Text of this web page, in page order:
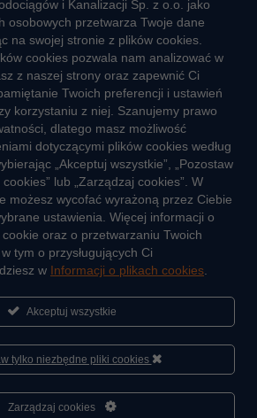
dostawie wody
wody
wody i ścieków
Sportowa Akademia Veolia
i Kanalizacji Sp. z o.o. jako
osobowych przetwarza Twoje dane
na swojej stronie z plików cookies.
cookies pozwala nam analizować w
z naszej strony oraz zapewnić Ci
Twoich preferencji i ustawień
korzystaniu z niej. Szanujemy prawo
dlatego masz możliwość
dotyczącymi plików cookies według
„Akceptuj wszystkie”, „Pozostaw
lub „Zarządzaj cookies”. W
możesz wycofać wyrażoną przez Ciebie
ustawienia. Więcej informacji o
oraz o przetwarzaniu Twoich
tym o przysługujących Ci
w Informacji o plikach cookies
Akceptuj wszystkie
tylko niezbędne pliki cookies
Zarządzaj cookies